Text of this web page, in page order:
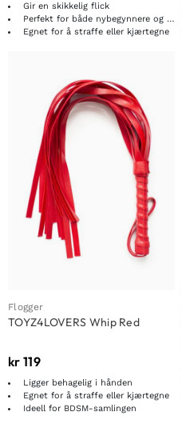
Gir en skikkelig flick
Perfekt for både nybegynnere og eksperter
Egnet for å straffe eller kjærtegne
Flogger
TOYZ4LOVERS Whip Red
kr 119
Ligger behagelig i hånden
Egnet for å straffe eller kjærtegne
Ideell for BDSM-samlingen